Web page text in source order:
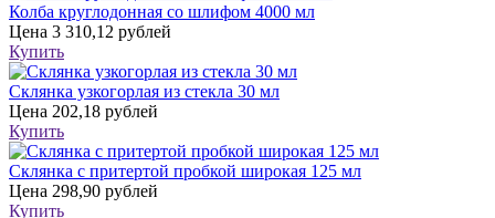
Колба круглодонная со шлифом 4000 мл
Цена 3 310,12 рублей
Купить
Склянка узкогорлая из стекла 30 мл
Цена 202,18 рублей
Купить
Склянка с притертой пробкой широкая 125 мл
Цена 298,90 рублей
Купить